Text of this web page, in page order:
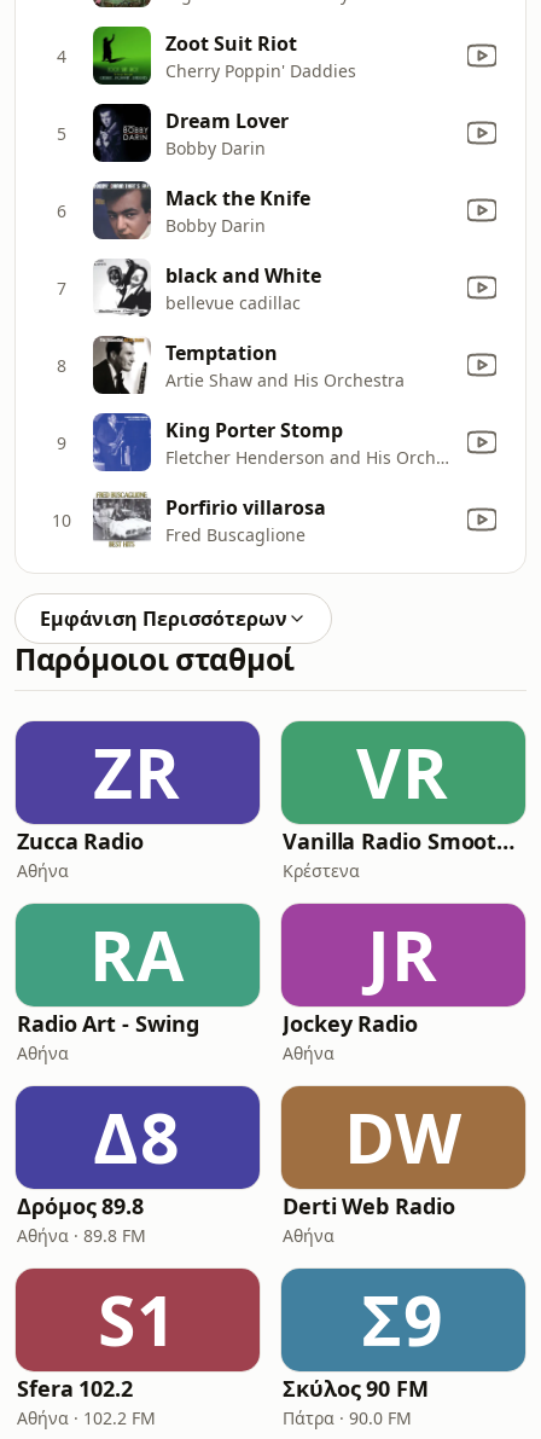
4 Zoot Suit Riot
Cherry Poppin' Daddies
5 Dream Lover
Bobby Darin
6 Mack the Knife
Bobby Darin
7 black and White
bellevue cadillac
8 Temptation
Artie Shaw and His Orchestra
9 King Porter Stomp
Fletcher Henderson and His Orchestra
10 Porfirio villarosa
Fred Buscaglione
Εμφάνιση Περισσότερων
Παρόμοιοι σταθμοί
ZR
Zucca Radio
Αθήνα
VR
Vanilla Radio Smooth Flavors
Κρέστενα
RA
Radio Art - Swing
Αθήνα
JR
Jockey Radio
Αθήνα
Δ8
Δρόμος 89.8
Αθήνα · 89.8 FM
DW
Derti Web Radio
Αθήνα
S1
Sfera 102.2
Αθήνα · 102.2 FM
Σ9
Σκύλος 90 FM
Πάτρα · 90.0 FM